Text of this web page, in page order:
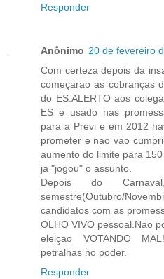
Responder
Anônimo 20 de fevereiro
Com certeza depois da
começarao as cobranças
do ES.ALERTO aos
ES e usado nas
para a Previ e em 2012
prometer e nao vao
aumento do limite para
ja "jogou" o assunto.
Depois do
semestre(Outubro/
candidatos com as
OLHO VIVO pessoal.Nao
eleiçao VOTANDO
petralhas no poder.
Responder